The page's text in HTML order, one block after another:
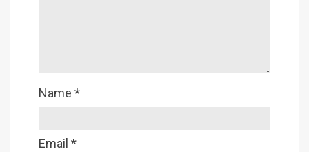
Name *
Email *